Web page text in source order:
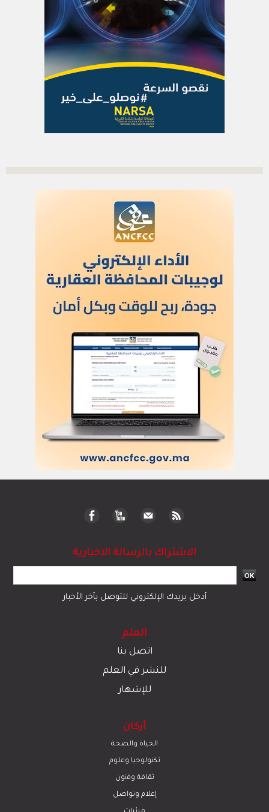
الاشتراك بالرسالة الاخبارية
أدخل بريدك الإلكتروني للتوصل بآخر الأخبار
العلم
اتصل بنا
للنشر في العلم
للإشهار
أركان
الحياة والصحة
تكنولوجيا وعلوم
ﺛﻘﺎﻓﺔ وﻓﻧون
إعلام وتواصل